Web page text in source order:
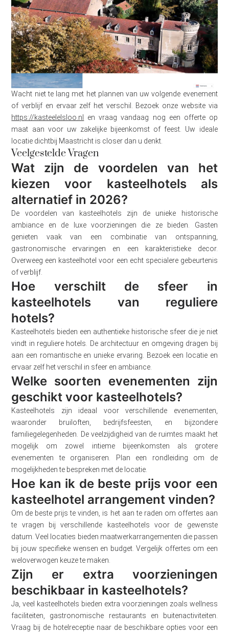
Wacht niet te lang met het plannen van uw volgende evenement
of verblijf en ervaar zelf het verschil. Bezoek onze website via
https://kasteelelsloo.nl
en vraag vandaag nog een offerte op
maat aan voor uw zakelijke bijeenkomst of feest. Uw ideale
locatie dichtbij Maastricht is closer dan u denkt.
Veelgestelde Vragen
Wat zijn de voordelen van het
kiezen voor kasteelhotels als
alternatief in 2026?
De voordelen van kasteelhotels zijn de unieke historische
ambiance en de luxe voorzieningen die ze bieden. Gasten
genieten vaak van een combinatie van ontspanning,
gastronomische ervaringen en een karakteristieke decor.
Overweeg een kasteelhotel voor een echt specialere gebeurtenis
of verblijf.
Hoe verschilt de sfeer in
kasteelhotels van reguliere
hotels?
Kasteelhotels bieden een authentieke historische sfeer die je niet
vindt in reguliere hotels. De architectuur en omgeving dragen bij
aan een romantische en unieke ervaring. Bezoek een locatie en
ervaar zelf het verschil in sfeer en ambiance.
Welke soorten evenementen zijn
geschikt voor kasteelhotels?
Kasteelhotels zijn ideaal voor verschillende evenementen,
waaronder bruiloften, bedrijfsfeesten, en bijzondere
familiegelegenheden. De veelzijdigheid van de ruimtes maakt het
mogelijk om zowel intieme bijeenkomsten als grotere
evenementen te organiseren. Plan een rondleiding om de
mogelijkheden te bespreken met de locatie.
Hoe kan ik de beste prijs voor een
kasteelhotel arrangement vinden?
Om de beste prijs te vinden, is het aan te raden om offertes aan
te vragen bij verschillende kasteelhotels voor de gewenste
datum. Veel locaties bieden maatwerkarrangementen die passen
bij jouw specifieke wensen en budget. Vergelijk offertes om een
weloverwogen keuze te maken.
Zijn er extra voorzieningen
beschikbaar in kasteelhotels?
Ja, veel kasteelhotels bieden extra voorzieningen zoals wellness
faciliteiten, gastronomische restaurants en buitenactiviteiten.
Vraag bij de hotelreceptie naar de beschikbare opties voor een